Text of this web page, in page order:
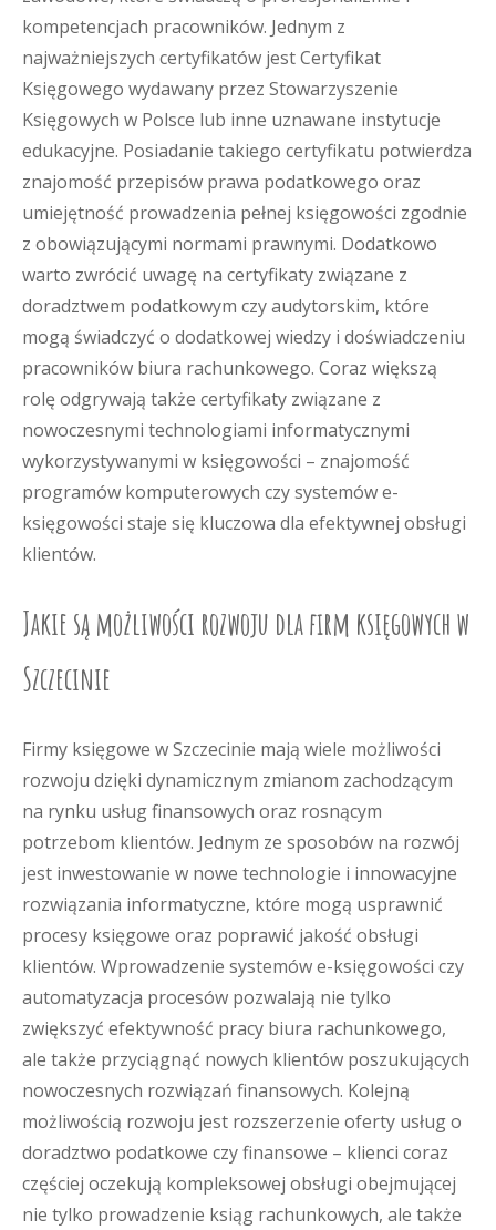
kompetencjach pracowników. Jednym z
najważniejszych certyfikatów jest Certyfikat
Księgowego wydawany przez Stowarzyszenie
Księgowych w Polsce lub inne uznawane instytucje
edukacyjne. Posiadanie takiego certyfikatu potwierdza
znajomość przepisów prawa podatkowego oraz
umiejętność prowadzenia pełnej księgowości zgodnie
z obowiązującymi normami prawnymi. Dodatkowo
warto zwrócić uwagę na certyfikaty związane z
doradztwem podatkowym czy audytorskim, które
mogą świadczyć o dodatkowej wiedzy i doświadczeniu
pracowników biura rachunkowego. Coraz większą
rolę odgrywają także certyfikaty związane z
nowoczesnymi technologiami informatycznymi
wykorzystywanymi w księgowości – znajomość
programów komputerowych czy systemów e-
księgowości staje się kluczowa dla efektywnej obsługi
klientów.
Jakie są możliwości rozwoju dla firm księgowych w
Szczecinie
Firmy księgowe w Szczecinie mają wiele możliwości
rozwoju dzięki dynamicznym zmianom zachodzącym
na rynku usług finansowych oraz rosnącym
potrzebom klientów. Jednym ze sposobów na rozwój
jest inwestowanie w nowe technologie i innowacyjne
rozwiązania informatyczne, które mogą usprawnić
procesy księgowe oraz poprawić jakość obsługi
klientów. Wprowadzenie systemów e-księgowości czy
automatyzacja procesów pozwalają nie tylko
zwiększyć efektywność pracy biura rachunkowego,
ale także przyciągnąć nowych klientów poszukujących
nowoczesnych rozwiązań finansowych. Kolejną
możliwością rozwoju jest rozszerzenie oferty usług o
doradztwo podatkowe czy finansowe – klienci coraz
częściej oczekują kompleksowej obsługi obejmującej
nie tylko prowadzenie ksiąg rachunkowych, ale także